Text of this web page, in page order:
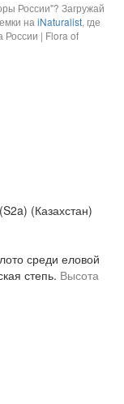
России"? Загружай
на iNaturalist, где
России | Flora of
(Казахстан)
среди еловой
степь. Высота